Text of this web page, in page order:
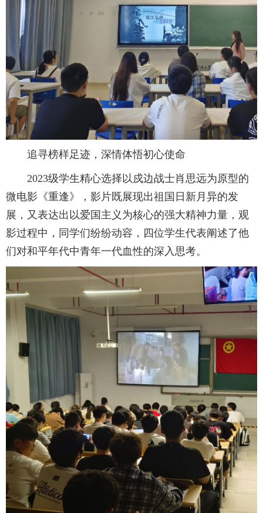
追寻榜样足迹，深情体悟初心使命
2023级学生精心选择以戍边战士肖思远为原型的
微电影《重逢》，影片既展现出祖国日新月异的发
展，又表达出以爱国主义为核心的强大精神力量，观
影过程中，同学们纷纷动容，四位学生代表阐述了他
们对和平年代中青年一代血性的深入思考。